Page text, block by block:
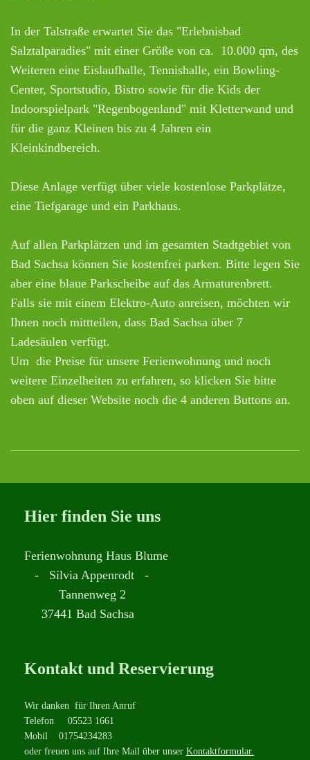
In der Talstraße erwartet Sie das "Erlebnisbad
Salztalparadies" mit einer Größe von ca. 10.000 qm, des
Weiteren eine Eislaufhalle, Tennishalle, ein Bowling-
Center, Sportstudio, Bistro sowie für die Kids der
Indoorspielpark "Regenbogenland" mit Kletterwand und
für die ganz Kleinen bis zu 4 Jahren ein
Kleinkindbereich.
Diese Anlage verfügt über viele kostenlose Parkplätze,
eine Tiefgarage und ein Parkhaus.
Auf allen Parkplätzen und im gesamten Stadtgebiet von
Bad Sachsa können Sie kostenfrei parken. Bitte legen Sie
aber eine blaue Parkscheibe auf das Armaturenbrett.
Falls sie mit einem Elektro-Auto anreisen, möchten wir
Ihnen noch mittteilen, dass Bad Sachsa über 7
Ladesäulen verfügt.
Um die Preise für unsere Ferienwohnung und noch
weitere Einzelheiten zu erfahren, so klicken Sie bitte
oben auf dieser Website noch die 4 anderen Buttons an.
Hier finden Sie uns
Ferienwohnung Haus Blume
- Silvia Appenrodt -
Tannenweg 2
37441 Bad Sachsa
Kontakt und Reservierung
Wir danken für Ihren Anruf
Telefon 05523 1661
Mobil 01754234283
oder freuen uns auf Ihre Mail über unser Kontaktformular.